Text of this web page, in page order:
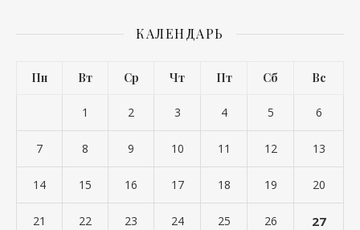
КАЛЕНДАРЬ
Пн Вт Ср Чт Пт Сб Вс
1 2 3 4 5 6
7 8 9 10 11 12 13
14 15 16 17 18 19 20
21 22 23 24 25 26 27